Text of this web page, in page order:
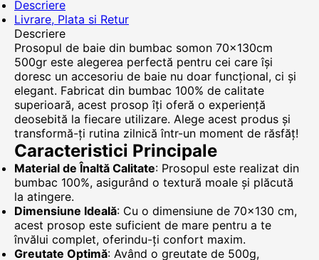
Descriere
Livrare, Plata si Retur
Descriere
Prosopul de baie din bumbac somon 70x130cm
500gr este alegerea perfectă pentru cei care își
doresc un accesoriu de baie nu doar funcțional, ci și
elegant. Fabricat din bumbac 100% de calitate
superioară, acest prosop îți oferă o experiență
deosebită la fiecare utilizare. Alege acest produs și
transformă-ți rutina zilnică într-un moment de răsfăț!
Caracteristici Principale
Material de Înaltă Calitate: Prosopul este realizat din
bumbac 100%, asigurând o textură moale și plăcută
la atingere.
Dimensiune Ideală: Cu o dimensiune de 70x130 cm,
acest prosop este suficient de mare pentru a te
învălui complet, oferindu-ți confort maxim.
Greutate Optimă: Având o greutate de 500g,